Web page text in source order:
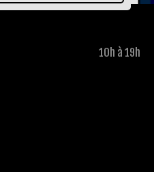
10h à 19h